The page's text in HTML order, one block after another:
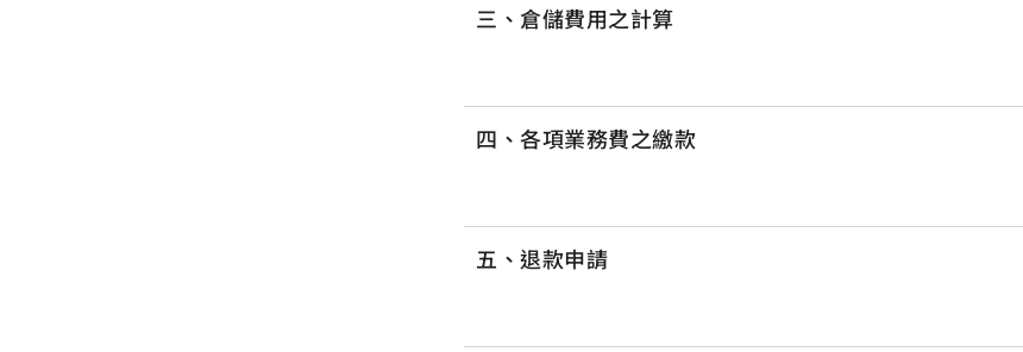
三、倉儲費用之計算
四、各項業務費之繳款
五、退款申請